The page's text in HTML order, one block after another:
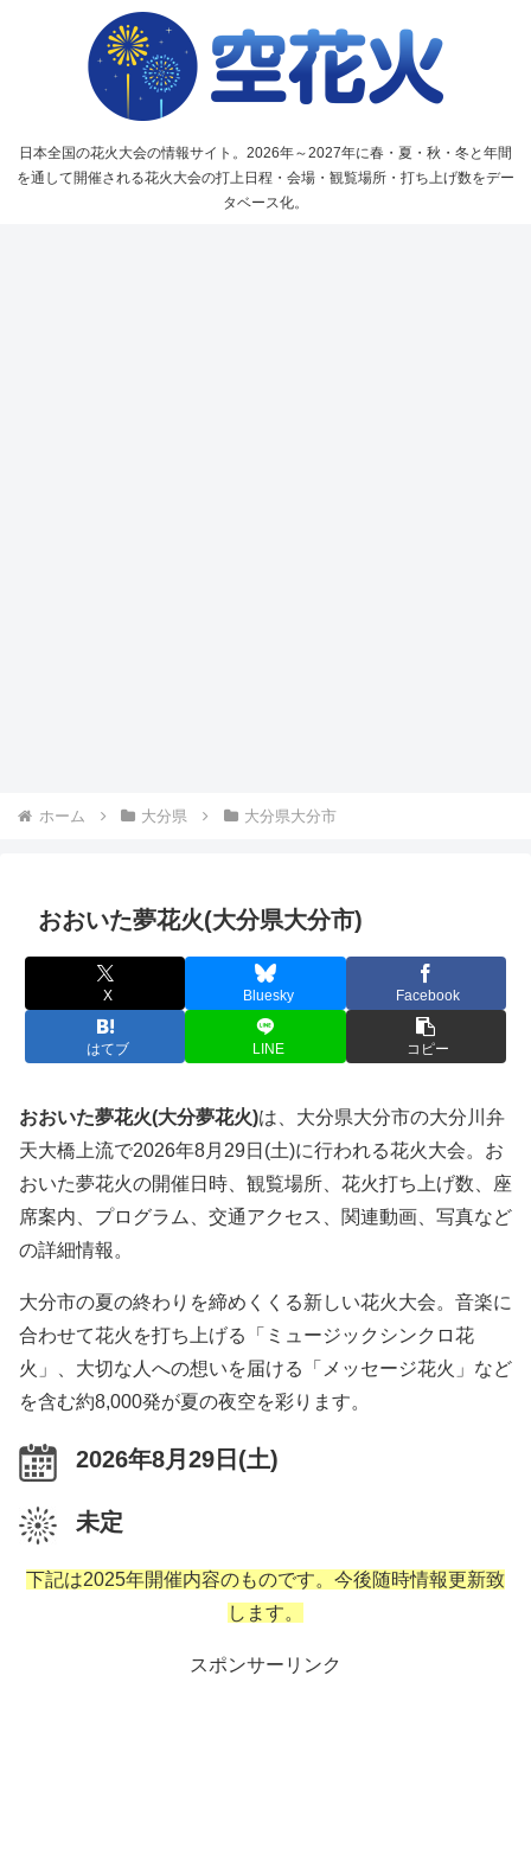
日本全国の花火大会の情報サイト。2026年～2027年に春・夏・秋・冬と年間
を通して開催される花火大会の打上日程・会場・観覧場所・打ち上げ数をデー
タベース化。
ホーム 大分県 大分県大分市
おおいた夢花火(大分県大分市)
X Bluesky Facebook
はてブ LINE コピー
おおいた夢花火(大分夢花火)は、大分県大分市の大分川弁
天大橋上流で2026年8月29日(土)に行われる花火大会。お
おいた夢花火の開催日時、観覧場所、花火打ち上げ数、座
席案内、プログラム、交通アクセス、関連動画、写真など
の詳細情報。
大分市の夏の終わりを締めくくる新しい花火大会。音楽に
合わせて花火を打ち上げる「ミュージックシンクロ花
火」、大切な人への想いを届ける「メッセージ花火」など
を含む約8,000発が夏の夜空を彩ります。
2026年8月29日(土)
未定
下記は2025年開催内容のものです。今後随時情報更新致
します。
スポンサーリンク